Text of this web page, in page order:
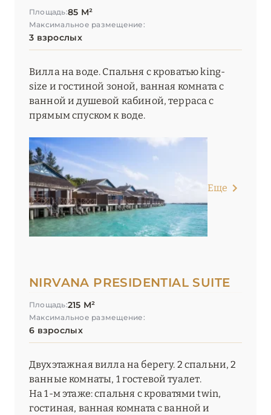
Площадь:85 М²
Максимальное размещение:
3 взрослых
Вилла на воде. Спальня с кроватью king-
size и гостиной зоной, ванная комната с
ванной и душевой кабиной, терраса с
прямым спуском к воде.
Еще
NIRVANA PRESIDENTIAL SUITE
Площадь:215 М²
Максимальное размещение:
6 взрослых
Двухэтажная вилла на берегу. 2 спальни, 2
ванные комнаты, 1 гостевой туалет.
На 1-м этаже: спальня с кроватями twin,
гостиная, ванная комната с ванной и